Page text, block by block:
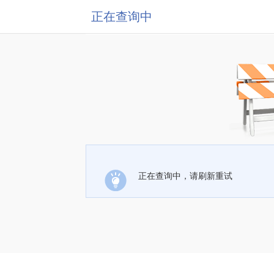
正在查询中
正在查询中，请刷新重试